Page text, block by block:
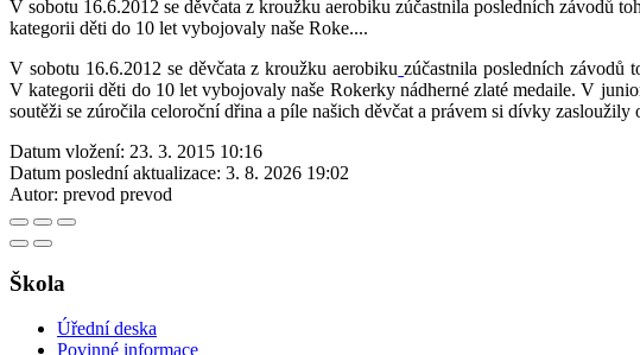
V sobotu 16.6.2012 se děvčata z kroužku aerobiku zúčastnila posledních závodů
kategorii děti do 10 let vybojovaly naše Roke....
V sobotu 16.6.2012 se děvčata z kroužku aerobiku zúčastnila posledních závodů
V kategorii děti do 10 let vybojovaly naše Rokerky nádherné zlaté medaile. V
soutěži se zúročila celoroční dřina a píle našich děvčat a právem si dívky zasloužily
Datum vložení: 23. 3. 2015 10:16
Datum poslední aktualizace: 3. 8. 2026 19:02
Autor: prevod prevod
Škola
Úřední deska
Povinné informace